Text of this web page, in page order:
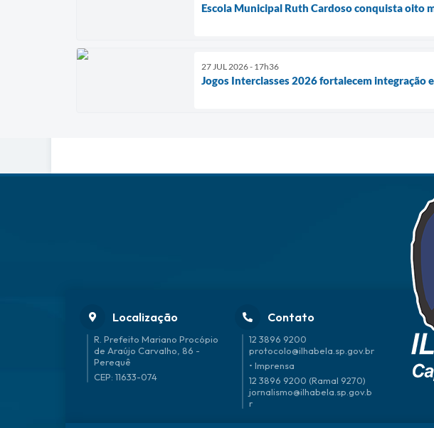
Escola Municipal Ruth Cardoso conquista oito
27 JUL 2026 - 17h36
Jogos Interclasses 2026 fortalecem
Localização
R. Prefeito Mariano Procópio
de Araújo Carvalho, 86 -
Perequê
CEP: 11633-074
Contato
12 3896 9200
protocolo@ilhabela.sp.gov.br
• Imprensa
12 3896 9200 (Ramal 9270)
jornalismo@ilhabela.sp.gov.b
r